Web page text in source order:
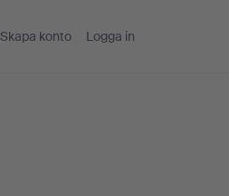
Skapa konto Logga in